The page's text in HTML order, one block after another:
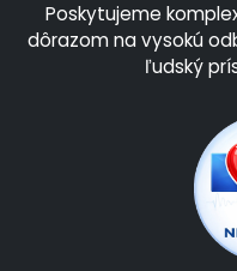
Poskytujeme
dôrazom na vysokú
ľudský